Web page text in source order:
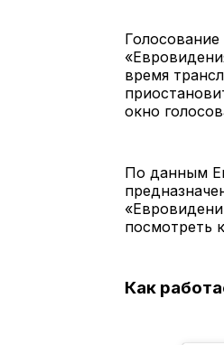
время
окно
По данным
посмотреть
Как